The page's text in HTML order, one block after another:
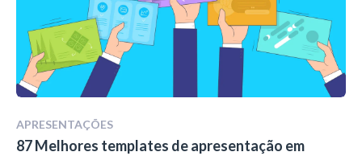
APRESENTAÇÕES
87 Melhores templates de apresentação em